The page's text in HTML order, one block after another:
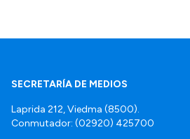
SECRETARÍA DE MEDIOS
Laprida 212, Viedma (8500).
Conmutador: (02920) 425700